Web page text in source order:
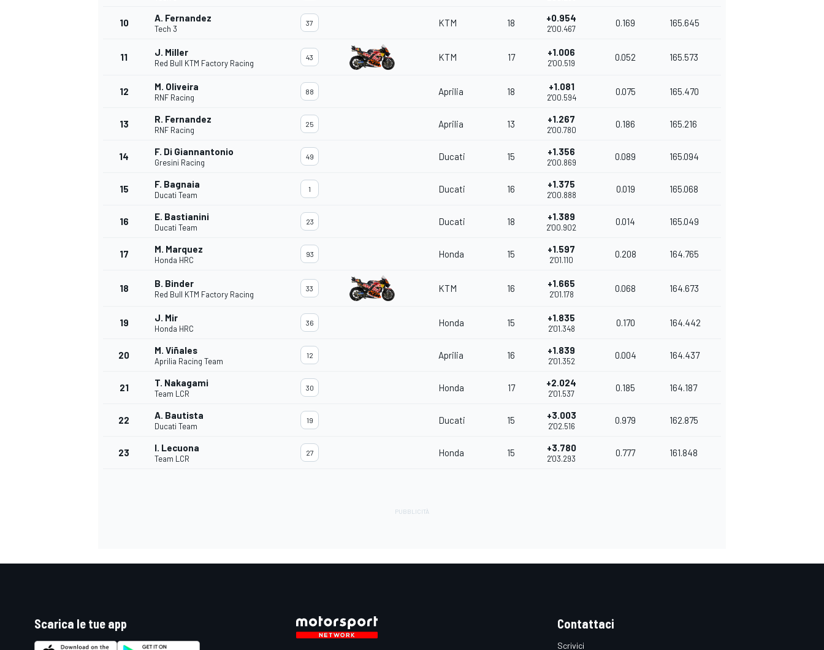
MONOPOSTO
10 A. Fernandez
Tech 3
37 KTM 18 +0.954
2'00.467
0.169 165.645
11 J. Miller
Red Bull KTM Factory Racing
43 KTM 17 +1.006
2'00.519
0.052 165.573
12 M. Oliveira
RNF Racing
88 Aprilia 18 +1.081
2'00.594
0.075 165.470
13 R. Fernandez
RNF Racing
25 Aprilia 13 +1.267
2'00.780
0.186 165.216
14 F. Di Giannantonio
Gresini Racing
49 Ducati 15 +1.356
2'00.869
0.089 165.094
15 F. Bagnaia
Ducati Team
1 Ducati 16 +1.375
2'00.888
0.019 165.068
16 E. Bastianini
Ducati Team
23 Ducati 18 +1.389
2'00.902
0.014 165.049
17 M. Marquez
Honda HRC
93 Honda 15 +1.597
2'01.110
0.208 164.765
18 B. Binder
Red Bull KTM Factory Racing
33 KTM 16 +1.665
2'01.178
0.068 164.673
19 J. Mir
Honda HRC
36 Honda 15 +1.835
2'01.348
0.170 164.442
20 M. Viñales
Aprilia Racing Team
12 Aprilia 16 +1.839
2'01.352
0.004 164.437
21 T. Nakagami
Team LCR
30 Honda 17 +2.024
2'01.537
0.185 164.187
22 A. Bautista
Ducati Team
19 Ducati 15 +3.003
2'02.516
0.979 162.875
23 I. Lecuona
Team LCR
27 Honda 15 +3.780
2'03.293
0.777 161.848
Scarica le tue app Contattaci
Scrivici